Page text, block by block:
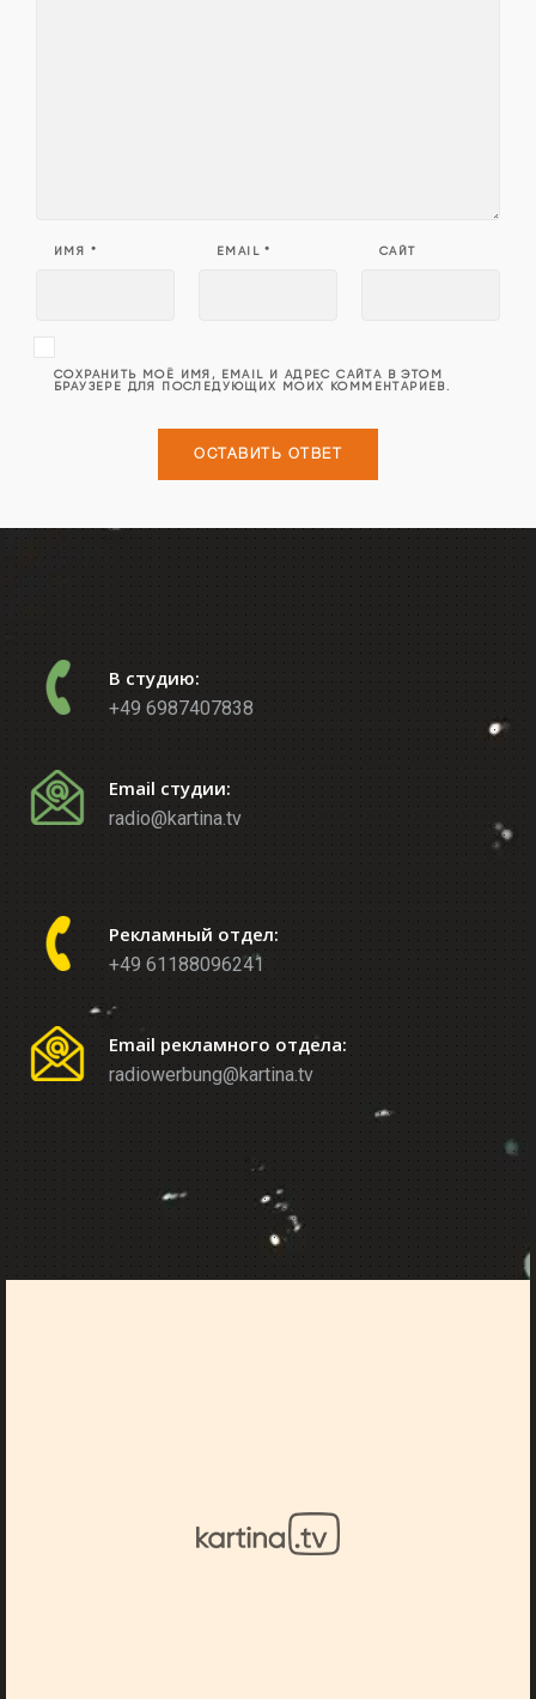
ИМЯ * EMAIL* САЙТ
СОХРАНИТЬ МОЁ ИМЯ, EMAIL И АДРЕС САЙТА В ЭТОМ
БРАУЗЕРЕ ДЛЯ ПОСЛЕДУЮЩИХ МОИХ КОММЕНТАРИЕВ.
В студию:
+49 6987407838
Email студии:
radio@kartina.tv
Рекламный отдел:
+49 61188096241
Email рекламного отдела:
radiowerbung@kartina.tv